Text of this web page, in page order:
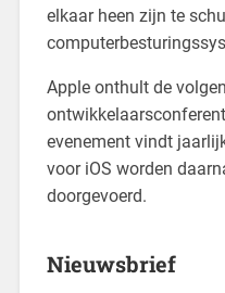
elkaar heen zijn te
Apple onthult de
evenement vindt
voor iOS worden
doorgevoerd.
Nieuwsbrief